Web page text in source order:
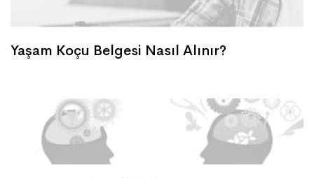
Yaşam Koçu Belgesi Nasıl Alınır?